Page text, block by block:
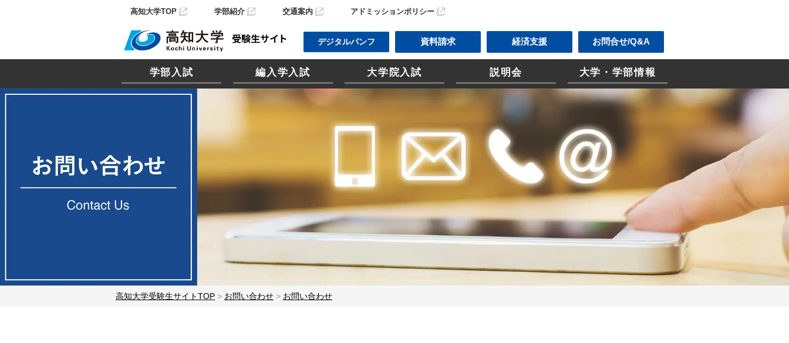
高知大学TOP 学部紹介 交通案内 アドミッションポリシー
デジタルパンフ 資料請求 経済支援 お問合せ/Q&A
学部入試 編入学入試 大学院入試 説明会 大学・学部情報
高知大学受験生サイトTOP > お問い合わせ > お問い合わせ